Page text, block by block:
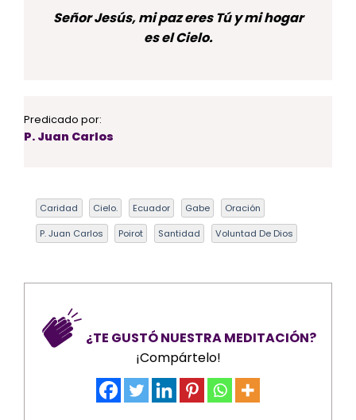
Señor Jesús, mi paz eres Tú y mi hogar
es el Cielo.
Predicado por:
P. Juan Carlos
Caridad Cielo. Ecuador Gabe Oración
P. Juan Carlos Poirot Santidad Voluntad De Dios
¿TE GUSTÓ NUESTRA MEDITACIÓN?
¡Compártelo!